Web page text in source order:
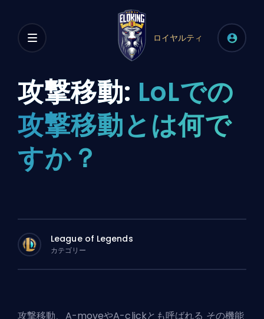
ロイヤルティ
攻撃移動: LoLでの
攻撃移動とは何で
すか？
League of Legends
カテゴリー
攻撃移動、A-moveやA-clickとも呼ばれる その機能